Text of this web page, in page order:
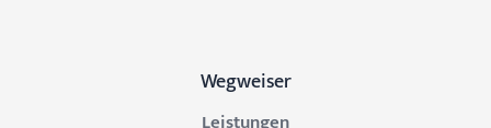
Wegweiser